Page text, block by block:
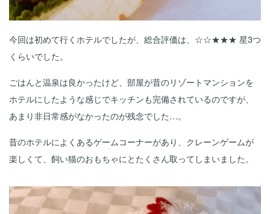
今回は初めて行くホテルでしたが、総合評価は、☆☆★★★ 星3つ
くらいでした。
ごはんと温泉は良かったけど、部屋が昔のリゾートマンションを
ホテルにしたような感じでキッチンも完備されているのですが、
あまり非日常感がなかったのが残念でした…。
昔のホテルによくあるゲームコーナーがあり、クレーンゲームが
楽しくて、飼い猫のおもちゃにとたくさん取ってしまいました。